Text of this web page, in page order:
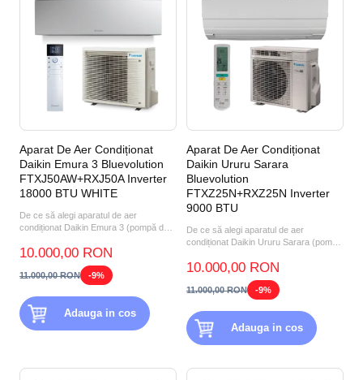
Aparat De Aer Condiționat
Daikin Emura 3 Bluevolution
FTXJ50AW+RXJ50A Inverter
18000 BTU WHITE
De ce să alegi aparatul de aer
condiționat Daikin Emura 3 (pompă de
10.000,00 RON
11.000,00 RON -9%
Adauga in cos
Aparat De Aer Condiționat
Daikin Ururu Sarara
Bluevolution
FTXZ25N+RXZ25N Inverter
9000 BTU
De ce să alegi aparatul de aer
condiționat Daikin Ururu Sarara (pompă
10.000,00 RON
11.000,00 RON -9%
Adauga in cos